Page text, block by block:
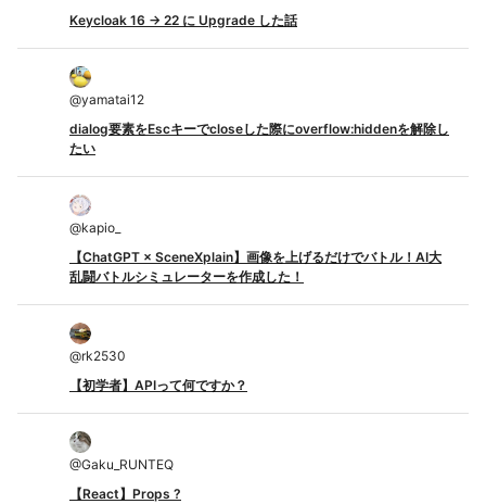
Keycloak 16 -> 22 に Upgrade した話
@yamatai12
dialog要素をEscキーでcloseした際にoverflow:hiddenを解除し
たい
@kapio_
【ChatGPT × SceneXplain】画像を上げるだけでバトル！AI大
乱闘バトルシミュレーターを作成した！
@rk2530
【初学者】APIって何ですか？
@Gaku_RUNTEQ
【React】Props ?